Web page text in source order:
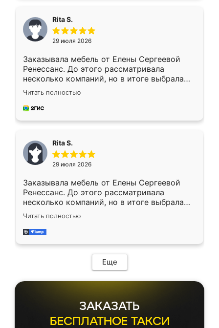
Rita S.
29 июля 2026
Заказывала мебель от Елены Сергеевой
Ренессанс. До этого рассматривала
несколько компаний, но в итоге выбрала
эту. Сначала обговорили условия, потом
приехал замерщик, всё спокойно объяснил
и снял размеры. Изготовили в срок, с
каких-либо доработок. Качеством осталась
довольна, все выглядит так, как и ожидала.
Читать полностью
Rita S.
29 июля 2026
Заказывала мебель от Елены Сергеевой
Ренессанс. До этого рассматривала
несколько компаний, но в итоге выбрала
эту. Сначала обговорили условия, потом
приехал замерщик, всё спокойно объяснил
и снял размеры. Изготовили в срок, с
мебель сразу встала на свое место без
каких-либо доработок. Качеством осталась
довольна, все выглядит так, как и ожидала.
Читать полностью
Еще
ЗАКАЗАТЬ
БЕСПЛАТНОЕ ТАКСИ